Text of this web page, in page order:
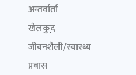
अन्तर्वार्ता
खेलकुद़़
जीवनशैली/स्वास्थ्य
प्रवास